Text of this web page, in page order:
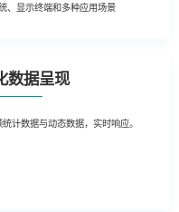
、 显示终端和多种应用场景
数据呈现
计数据与动态数据，实时响应。